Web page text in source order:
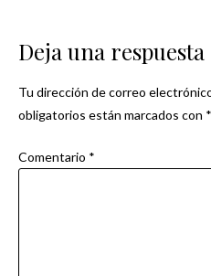
Deja una respuesta
Tu dirección de correo
obligatorios están marcados con *
Comentario *